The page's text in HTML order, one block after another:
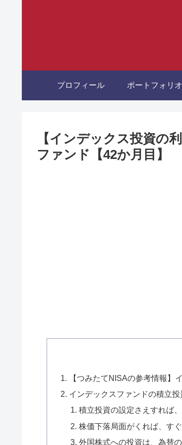
プロフィール ポートフォリオ
【インデックス投資の
ファンド【42か月目】
【つみたてNISAの参考情報】
インデックスファンドの積立
積立投資の設定さえすれば
株価下落局面がくれば、す
外国株式への投資は、為替